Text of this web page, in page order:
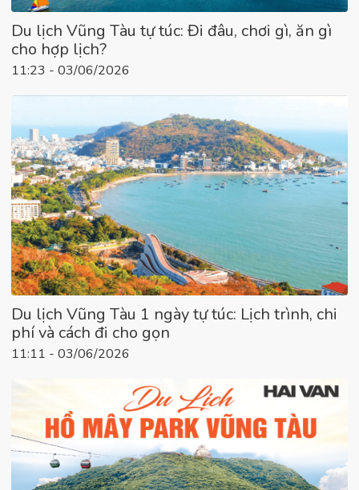
Du lịch Vũng Tàu tự túc: Đi đâu, chơi gì, ăn gì
cho hợp lịch?
11:23 - 03/06/2026
Du lịch Vũng Tàu 1 ngày tự túc: Lịch trình, chi
phí và cách đi cho gọn
11:11 - 03/06/2026